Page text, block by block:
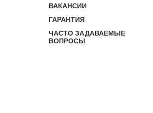
ВАКАНСИИ
ГАРАНТИЯ
ЧАСТО ЗАДАВАЕМЫЕ
ВОПРОСЫ